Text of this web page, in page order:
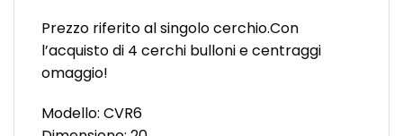
Prezzo riferito al singolo cerchio.Con
l’acquisto di 4 cerchi bulloni e centraggi
omaggio!
Modello: CVR6